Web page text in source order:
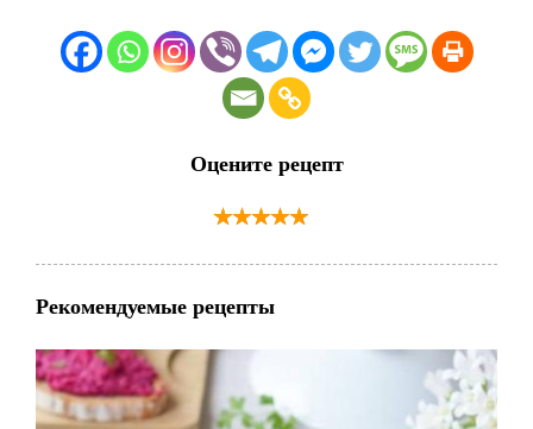
Оцените рецепт
Рекомендуемые рецепты